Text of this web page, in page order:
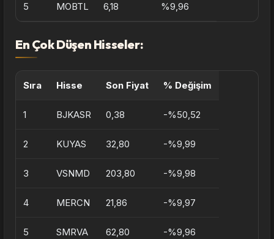
5 MOBTL 6,18 %9,96
En Çok Düşen Hisseler:
Sıra Hisse Son Fiyat % Değişim
1 BJKASR 0,38 -%50,52
2 KUYAS 32,80 -%9,99
3 VSNMD 203,80 -%9,98
4 MERCN 21,86 -%9,97
5 SMRVA 62,80 -%9,96